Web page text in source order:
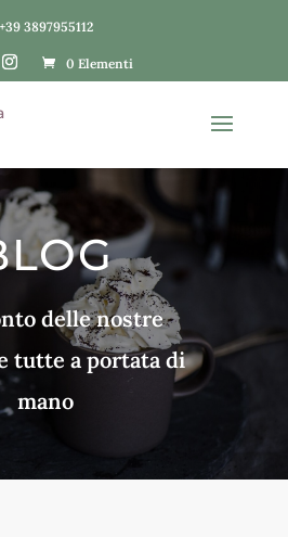
+39 3897955112
0 Elementi
delle nostre
tutte a portata di
mano